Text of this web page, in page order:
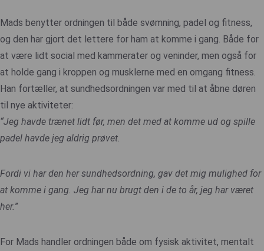
Mads benytter ordningen til både svømning, padel og fitness,
og den har gjort det lettere for ham at komme i gang. Både for
at være lidt social med kammerater og veninder, men også for
at holde gang i kroppen og musklerne med en omgang fitness.
Han fortæller, at sundhedsordningen var med til at åbne døren
til nye aktiviteter:
“Jeg havde trænet lidt før, men det med at komme ud og spille
padel havde jeg aldrig prøvet.
Fordi vi har den her sundhedsordning, gav det mig mulighed for
at komme i gang. Jeg har nu brugt den i de to år, jeg har været
her.”
For Mads handler ordningen både om fysisk aktivitet, mentalt